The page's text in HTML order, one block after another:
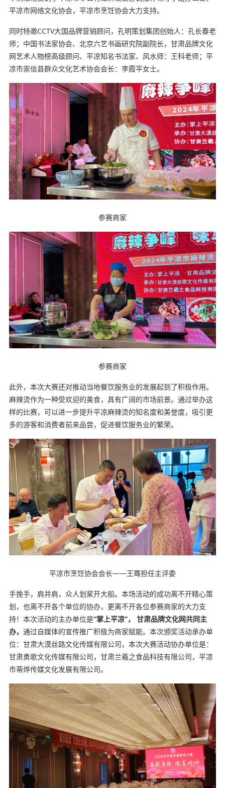
平凉市网络文化协会，平凉市烹饪协会大力支持。
同时特邀CCTV大国品牌营销顾问，孔明策划集团创始人：孔长春老
师；中国书法家协会、北京六艺书画研究院副院长，甘肃品牌文化
网艺术人物榜高级顾问、平凉知名书法家、风水师：王科老师；平
凉市崇信县群众文化艺术协会会长：李霞平女士。
参赛商家
参赛商家
此外，本次大赛还对推动当地餐饮服务业的发展起到了积极作用。
麻辣烫作为一种受欢迎的美食，具有广阔的市场前景。通过举办这
样的比赛，可以进一步提升平凉麻辣烫的知名度和美誉度，吸引更
多的游客和消费者前来品尝，促进餐饮服务业的繁荣。
平凉市烹饪协会会长——王骞担任主评委
手挽手，肩并肩，众人划桨开大船。本场活动的成功离不开精心策
划，也离不开各个单位的协办，更离不开各位参赛商家的大力支
持！本次活动的主办单位是“掌上平凉”， 甘肃品牌文化网共同主
办， 通过自媒体的宣传推广积极为商家赋能。本次颁奖活动承办单
位：甘肃大漠丝路文化传媒有限公司，本次大赛活动协办单位是：
甘肃勇歌文化传媒有限公司，甘肃兰羲之食品科技有限公司，平凉
市蒂烨传媒文化发展有限公司。